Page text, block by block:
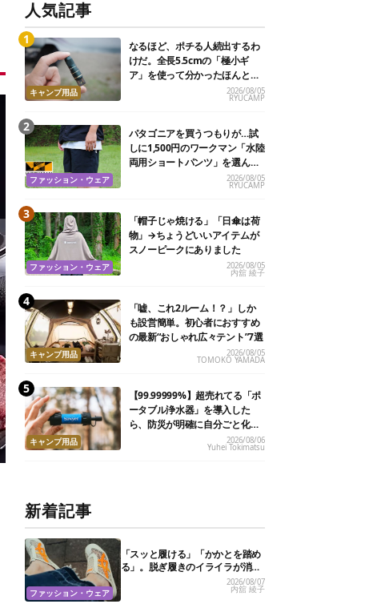
人気記事
キャンプ用品
なるほど、ポチる人続出するわ
けだ。全長5.5cmの「極小ギ
ア」を使って分かったほんとの
2026/08/05
RYUCAMP
ファッション・ウェア
パタゴニアを買うつもりが…試
しに1,500円のワークマン「水陸
両用ショートパンツ」を選んだ
2026/08/05
RYUCAMP
ファッション・ウェア
「帽子じゃ焼ける」「日傘は荷
物」→ちょうどいいアイテムが
スノーピークにありました
2026/08/05
内舘 綾子
キャンプ用品
「嘘、これ2ルーム！？」しか
も設営簡単。初心者におすすめ
の最新“おしゃれ広々テント”7選
2026/08/05
TOMOKO YAMADA
キャンプ用品
【99.99999%】超売れてる「ポ
ータブル浄水器」を導入した
ら、防災が明確に自分ごと化し
2026/08/06
Yuhei Tokimatsu
新着記事
ファッション・ウェア
「スッと履ける」「かかとを踏め
る」。脱ぎ履きのイライラが消え
る快適“スニーカーサンダル”6選
2026/08/07
内舘 綾子